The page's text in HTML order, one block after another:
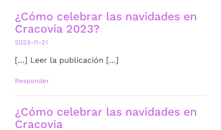
¿Cómo celebrar las navidades en
Cracovia 2023?
2023-11-21
[…] Leer la publicación […]
Responder
¿Cómo celebrar las navidades en
Cracovia